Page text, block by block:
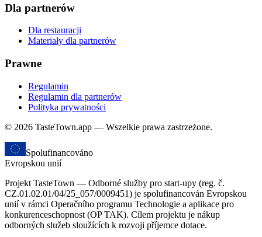
Dla partnerów
Dla restauracji
Materiały dla partnerów
Prawne
Regulamin
Regulamin dla partnerów
Polityka prywatności
© 2026 TasteTown.app — Wszelkie prawa zastrzeżone.
Spolufinancováno
Evropskou unií
Projekt TasteTown — Odborné služby pro start-upy (reg. č.
CZ.01.02.01/04/25_057/0009451) je spolufinancován Evropskou
unií v rámci Operačního programu Technologie a aplikace pro
konkurenceschopnost (OP TAK). Cílem projektu je nákup
odborných služeb sloužících k rozvoji příjemce dotace.